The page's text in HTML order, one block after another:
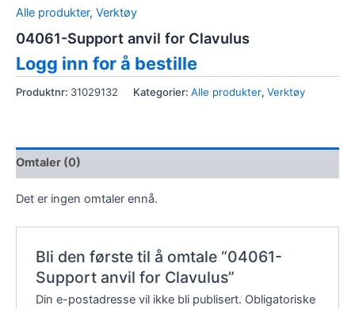
Alle produkter, Verktøy
04061-Support anvil for Clavulus
Logg inn for å bestille
Produktnr: 31029132 Kategorier: Alle produkter, Verktøy
Omtaler (0)
Det er ingen omtaler ennå.
Bli den første til å omtale “04061-
Support anvil for Clavulus”
Din e-postadresse vil ikke bli publisert. Obligatoriske